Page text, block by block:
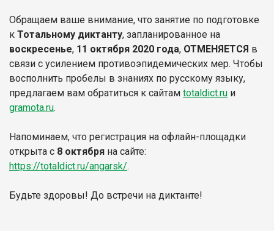
Обращаем ваше внимание, что занятие по подготовке
к Тотальному диктанту, запланированное на
воскресенье, 11 октября 2020 года, ОТМЕНЯЕТСЯ в
связи с усилением противоэпидемических мер. Чтобы
восполнить пробелы в знаниях по русскому языку,
предлагаем вам обратиться к сайтам totaldict.ru и
gramota.ru.
Напоминаем, что регистрация на офлайн-площадки
открыта с 8 октября на сайте:
https://totaldict.ru/angarsk/.
Будьте здоровы! До встречи на диктанте!